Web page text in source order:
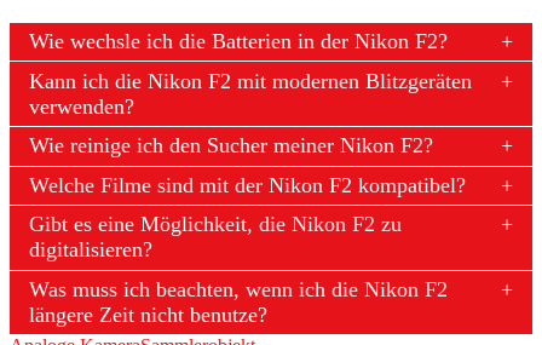
Wie wechsle ich die Batterien in der Nikon F2?
Kann ich die Nikon F2 mit modernen Blitzgeräten
verwenden?
Wie reinige ich den Sucher meiner Nikon F2?
Welche Filme sind mit der Nikon F2 kompatibel?
Gibt es eine Möglichkeit, die Nikon F2 zu
digitalisieren?
Was muss ich beachten, wenn ich die Nikon F2
längere Zeit nicht benutze?